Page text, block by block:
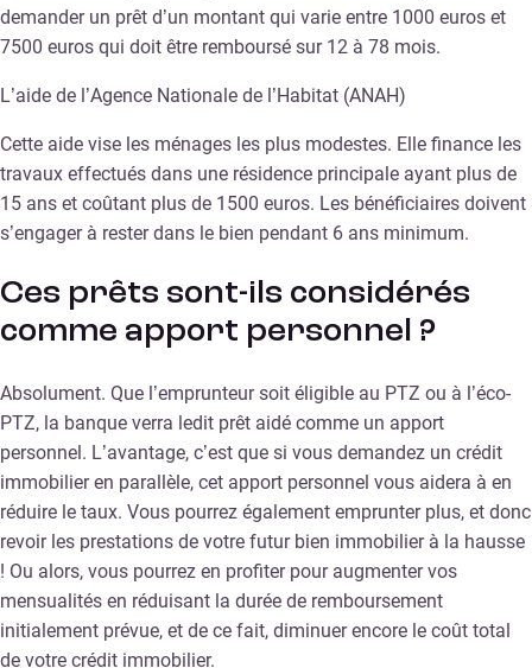
demander un prêt d’un montant qui varie entre 1000 euros et
7500 euros qui doit être remboursé sur 12 à 78 mois.
L’aide de l’Agence Nationale de l’Habitat (ANAH)
Cette aide vise les ménages les plus modestes. Elle finance les
travaux effectués dans une résidence principale ayant plus de
15 ans et coûtant plus de 1500 euros. Les bénéficiaires doivent
s’engager à rester dans le bien pendant 6 ans minimum.
Ces prêts sont-ils considérés
comme apport personnel ?
Absolument. Que l’emprunteur soit éligible au PTZ ou à l’éco-
PTZ, la banque verra ledit prêt aidé comme un apport
personnel. L’avantage, c’est que si vous demandez un crédit
immobilier en parallèle, cet apport personnel vous aidera à en
réduire le taux. Vous pourrez également emprunter plus, et donc
revoir les prestations de votre futur bien immobilier à la hausse
! Ou alors, vous pourrez en profiter pour augmenter vos
mensualités en réduisant la durée de remboursement
initialement prévue, et de ce fait, diminuer encore le coût total
de votre crédit immobilier.